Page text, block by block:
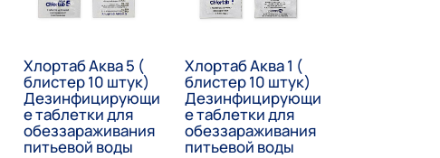
Хлортаб Аква 5 (
блистер 10 штук)
Дезинфицирующи
е таблетки для
обеззараживания
питьевой воды
Хлортаб Аква 1 (
блистер 10 штук)
Дезинфицирующи
е таблетки для
обеззараживания
питьевой воды